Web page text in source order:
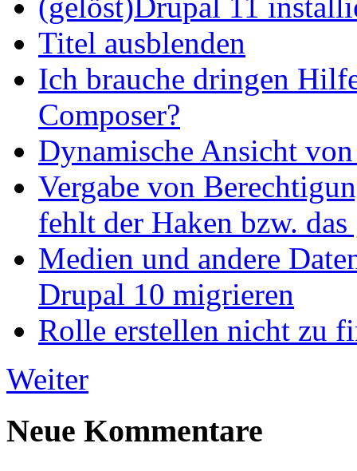
Titel ausblenden
Ich brauche dringen
Composer?
Dynamische Ansicht
Vergabe von
fehlt der Haken bzw.
Medien und andere
Drupal 10 migrieren
Rolle erstellen nicht zu
Weiter
Neue Kommentare